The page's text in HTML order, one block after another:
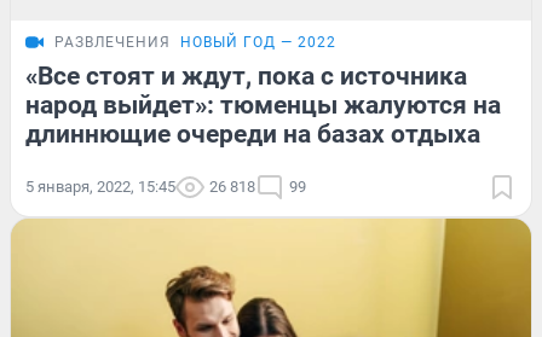
РАЗВЛЕЧЕНИЯ НОВЫЙ ГОД — 2022
«Все стоят и ждут, пока с источника
народ выйдет»: тюменцы жалуются на
длиннющие очереди на базах отдыха
5 января, 2022, 15:45 26 818 99